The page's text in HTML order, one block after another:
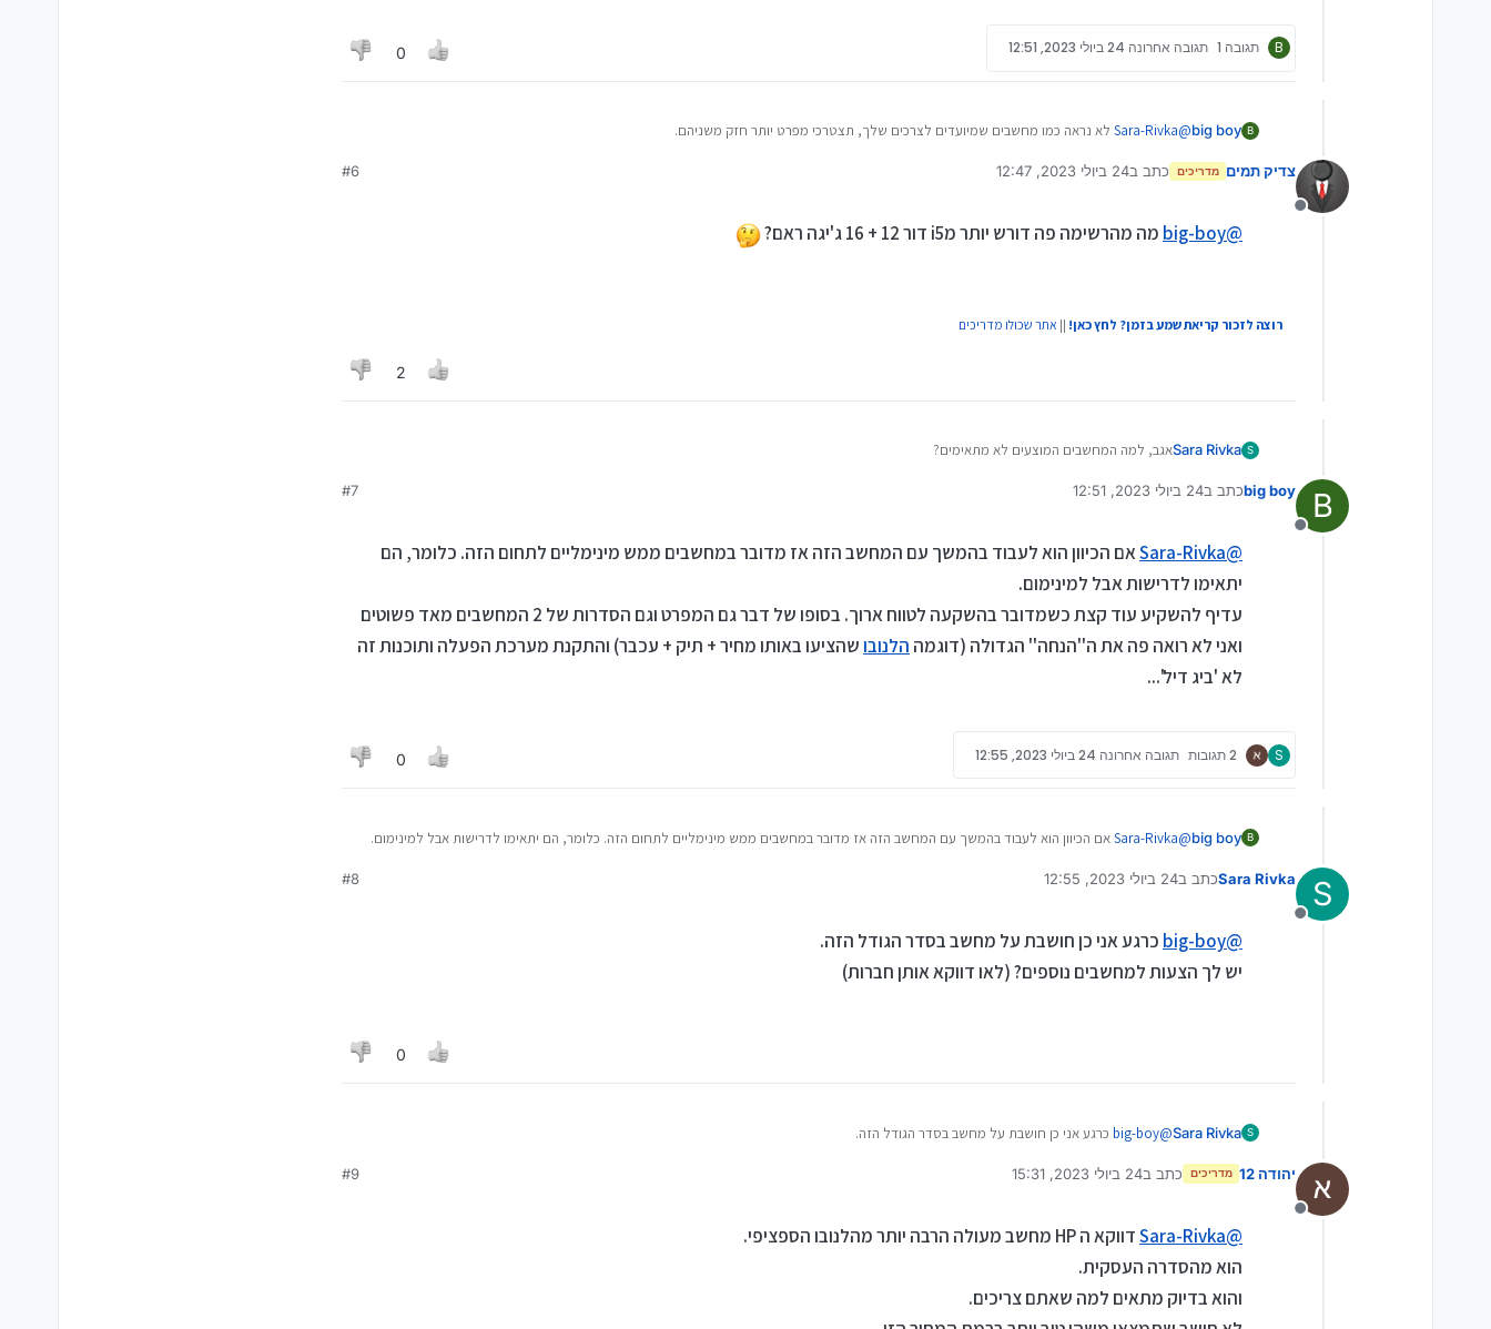
B תגובה 1 תגובה אחרונה 24 ביולי 2023, 12:51 0
B
big boy
@
Sara-Rivka לא נראה כמו מחשבים שמיועדים לצרכים שלך, תצטרכי מפרט יותר חזק משניהם.
מנותק
צדיק תמים מדריכים כתב ב24 ביולי 2023, 12:47
נערך לאחרונה על ידי
#6
@
big-boy מה מהרשימה פה דורש יותר מi5 דור 12 + 16 ג'יגה ראם?
רוצה לזכור קריאת שמע בזמן? לחץ כאן! || אתר שכולו מדריכים
2
S
Sara Rivkaאגב, למה המחשבים המוצעים לא מתאימים?
B
מנותק
big boyכתב ב24 ביולי 2023, 12:51
נערך לאחרונה על ידי
#7
@
Sara-Rivkaאם הכיוון הוא לעבוד בהמשך עם המחשב הזה אז מדובר במחשבים ממש מינימליים לתחום הזה. כלומר, הם
יתאימו לדרישות אבל למינימום.
עדיף להשקיע עוד קצת כשמדובר בהשקעה לטווח ארוך. בסופו של דבר גם המפרט וגם הסדרות של 2 המחשבים מאד פשוטים
ואני לא רואה פה את ה''הנחה'' הגדולה (דוגמה הלנובושהציעו באותו מחיר + תיק + עכבר) והתקנת מערכת הפעלה ותוכנות זה
לא 'ביג דיל'...
S 2 תגובות תגובה אחרונה 24 ביולי 2023, 12:55 0
B
big boy
@
Sara-Rivkaאם הכיוון הוא לעבוד בהמשך עם המחשב הזה אז מדובר במחשבים ממש מינימליים לתחום הזה. כלומר, הם יתאימו לדרישות אבל למינימום.
הגדולה (דוגמההלנובושהציעו באותו מחיר + תיק + עכבר) והתקנת מערכת הפעלה ותוכנות זה לא 'ביג דיל'... S
מנותק
Sara Rivkaכתב ב24 ביולי 2023, 12:55
נערך לאחרונה על ידי
#8
@
big-boy כרגע אני כן חושבת על מחשב בסדר הגודל הזה.
יש לך הצעות למחשבים נוספים? (לאו דווקא אותן חברות)
0
S
Sara Rivka
@
big-boy כרגע אני כן חושבת על מחשב בסדר הגודל הזה.
מנותק
יהודה 12 מדריכים כתב ב24 ביולי 2023, 15:31
נערך לאחרונה על ידי יהודה 12
#9
@
Sara-Rivkaדווקא ה HP מחשב מעולה הרבה יותר מהלנובו הספציפי.
הוא מהסדרה העסקית.
והוא בדיוק מתאים למה שאתם צריכים.